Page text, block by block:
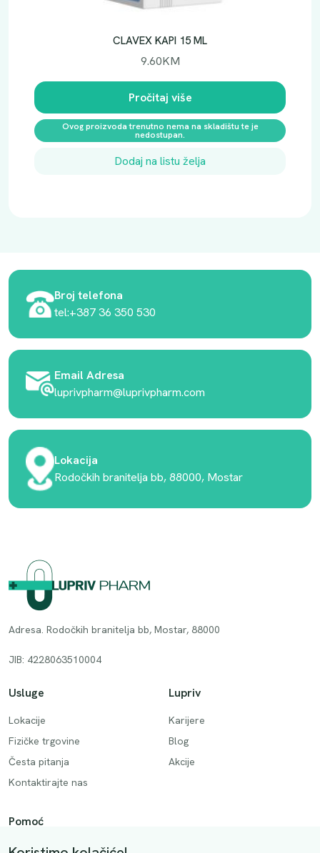
CLAVEX KAPI 15 ML
9.60KM
Pročitaj više
Ovog proizvoda trenutno nema na skladištu te je
nedostupan.
Dodaj na listu želja
Broj telefona
tel:+387 36 350 530
Email Adresa
luprivpharm@luprivpharm.com
Lokacija
Rodočkih branitelja bb, 88000, Mostar
Adresa. Rodočkih branitelja bb, Mostar, 88000
JIB: 4228063510004
Usluge
Lokacije
Fizičke trgovine
Česta pitanja
Kontaktirajte nas
Lupriv
Karijere
Blog
Akcije
Pomoć
Način plaćanja